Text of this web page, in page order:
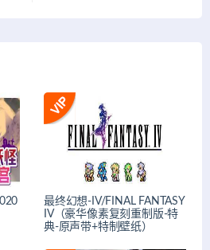
最终幻想-IV/FINAL FANTASY
IV（豪华像素复刻重制版-特
典-原声带+特制壁纸）